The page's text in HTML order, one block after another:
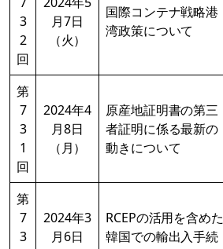
3
2
回
月7日
（火）
国際コンテナ戦略港
湾政策について
第
7
3
1
回
2024年4
月8日
（月）
原産地証明書の第三
者証明に係る最新の
動きについて
第
7
3
2024年3
月6日
RCEPの活用を含めた
韓国での輸出入手続